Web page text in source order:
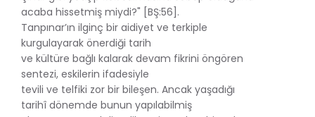
acaba hissetmiş miydi?" [BŞ:56].
Tanpınar’ın ilginç bir aidiyet ve terkiple
kurgulayarak önerdiği tarih
ve kültüre bağlı kalarak devam fikrini öngören
sentezi, eskilerin ifadesiyle
tevili ve telfiki zor bir bileşen. Ancak yaşadığı
tarihî dönemde bunun yapılabilmiş